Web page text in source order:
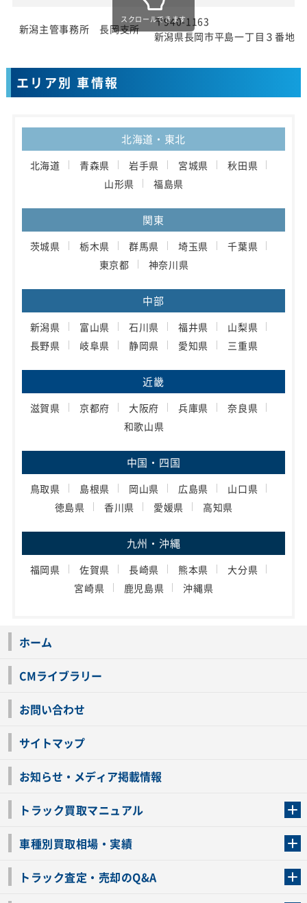
新潟主管事務所 長岡支所
〒940-1163
新潟県長岡市平島一丁目３番地
スクロールできます
エリア別 車情報
北海道・東北
北海道 青森県 岩手県 宮城県
秋田県
山形県
福島県
関東
茨城県 栃木県 群馬県 埼玉県
千葉県
東京都
神奈川県
中部
新潟県 富山県 石川県 福井県
山梨県
長野県
岐阜県 静岡県 愛知県 三重県
近畿
滋賀県 京都府 大阪府 兵庫県
奈良県
和歌山県
中国・四国
鳥取県 島根県 岡山県 広島県
山口県
徳島県
香川県 愛媛県 高知県
九州・沖縄
福岡県 佐賀県 長崎県 熊本県
大分県
宮崎県
鹿児島県 沖縄県
ホーム
CMライブラリー
お問い合わせ
サイトマップ
お知らせ・メディア掲載情報
トラック買取マニュアル
車種別買取相場・実績
トラック査定・売却のQ&A